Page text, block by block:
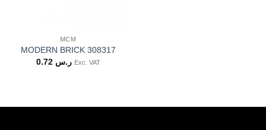
MCM
MODERN BRICK 308317
ر.س 0.72 Exc. VAT